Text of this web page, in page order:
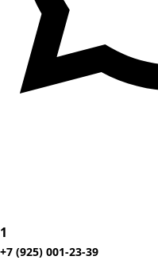
1
+7 (925) 001-23-39